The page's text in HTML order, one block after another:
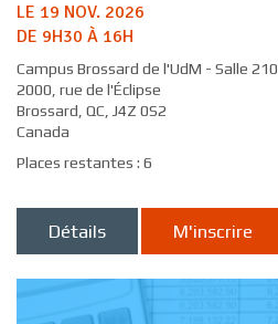
LE 19 NOV. 2026
DE 9H30 À 16H
Campus Brossard de l'UdM - Salle 210
2000, rue de l'Éclipse
Brossard, QC, J4Z 0S2
Canada
Places restantes : 6
Détails M'inscrire